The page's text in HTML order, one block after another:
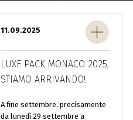
11.09.2025
LUXE PACK MONACO 2025,
STIAMO ARRIVANDO!
A fine settembre, precisamente
da lunedì 29 settembre a